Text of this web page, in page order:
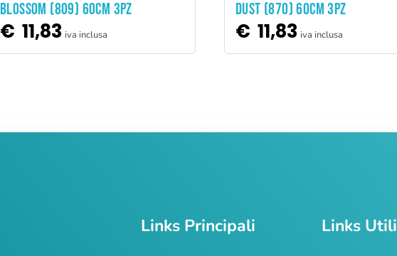
BLOSSOM (809) 60CM 3PZ
€ 11,83 iva inclusa
DUST (870) 60CM 3PZ
€ 11,83 iva inclusa
Links Principali Links Utili